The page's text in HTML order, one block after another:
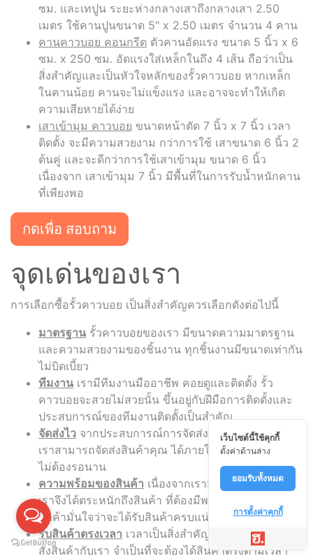
ซม. และเทปูน ระยะห่างกลางเสาถึงกลางเสา 2.50
เมตร ใช้คานปูนขนาด 5" x 2.50 เมตร จำนวน 4 คาน
คานคาวบอย คอนกรีต ตัวคานอัดแรง ขนาด 5 นิ้ว x 6
ซม. x 250 ซม. อัดแรงใส่เหล็กในถึง 4 เส้น ถือว่าเป็น
สิ่งสำคัญและเป็นหัวใจหลักของรั้วคาวบอย หากเหล็ก
ในคานน้อย คานจะไม่แข็งแรง และอาจจะทำให้เกิด
ความเสียหายได้ง่าย
เสาเข้ามุม คาวบอย ขนาดหน้าตัด 7 นิ้ว x 7 นิ้ว เวลา
ติดตั้ง จะมีความสวยงาม กว่าการใช้ เสาขนาด 6 นิ้ว 2
ต้นคู่ และจะดีกว่าการใช้เสาเข้ามุม ขนาด 6 นิ้ว
เนื่องจาก เสาเข้ามุม 7 นิ้ว มีพื้นที่ในการรับน้ำหนักคาน
ที่เพียงพอ
กดเพื่อ สอบถาม
จุดเด่นของเรา
การเลือกซื้อรั้วคาวบอย เป็นสิ่งสำคัญควรเลือกดังต่อไปนี้
มาตรฐาน รั้วคาวบอยของเรา มีขนาดความมาตรฐาน
และความสวยงามของชิ้นงาน ทุกชิ้นงานมีขนาดเท่ากัน
ไม่บิดเบี้ยว
ทีมงาน เรามีทีมงานมืออาชีพ คอยดูและติดตั้ง รั้ว
คาวบอยจะสวยไม่สวยนั้น ขึ้นอยู่กับฝีมือการติดตั้งและ
ประสบการณ์ของทีมงานติดตั้งเป็นสำคัญ
จัดส่งไว จากประสบการณ์การจัดส่งของทีมงาน ทำให้
เราสามารถจัดส่งสินค้าคุณ ได้ภายใน 1-3 วัน เท่านั้น
ไม่ต้องรอนาน
ความพร้อมของสินค้า เนื่องจากเรามีลูกค้าจำนวนมาก
เราจึงได้ตระหนักถึงสินค้า ที่ต้องมีพร้อมจัดส่ง เพื่อให้
ลูกค้ามั่นใจว่าจะได้รับสินค้าครบแน่นอน
รับสินค้าตรงเวลา เวลาเป็นสิ่งสำคัญ หากลูกค้า ทำการ
สั่งสินค้ากับเรา จำเป็นที่จะต้องได้สินค้าตรงตามเวลา
เว็บไซต์นี้ใช้คุกกี้
ตั้งค่าด้านล่าง
ยอมรับทั้งหมด
การตั้งค่าคุกกี้